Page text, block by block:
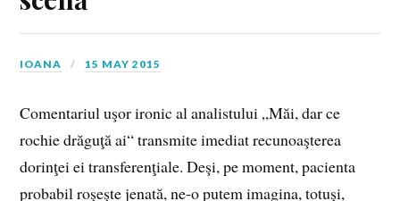
IOANA 15 MAY 2015
Comentariul uşor ironic al analistului „Măi, dar ce
rochie drăguţă ai“ transmite imediat recunoaşterea
dorinţei ei transferenţiale. Deşi, pe moment, pacienta
probabil roşeşte jenată, ne-o putem imagina, totuşi,